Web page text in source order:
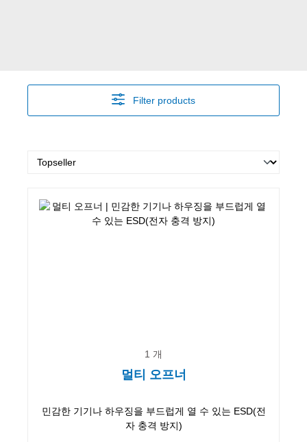
Filter products
1 개
멀티 오프너
민감한 기기나 하우징을 부드럽게 열 수 있는 ESD(전
자 충격 방지)